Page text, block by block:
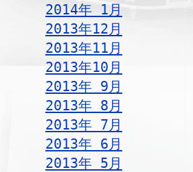
2014年 1月
2013年12月
2013年11月
2013年10月
2013年 9月
2013年 8月
2013年 7月
2013年 6月
2013年 5月